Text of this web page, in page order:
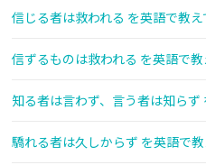
信じる者は救われる を英語で教え
信ずるものは救われる を英語で教
知る者は言わず、言う者は知らず
驕れる者は久しからず を英語で